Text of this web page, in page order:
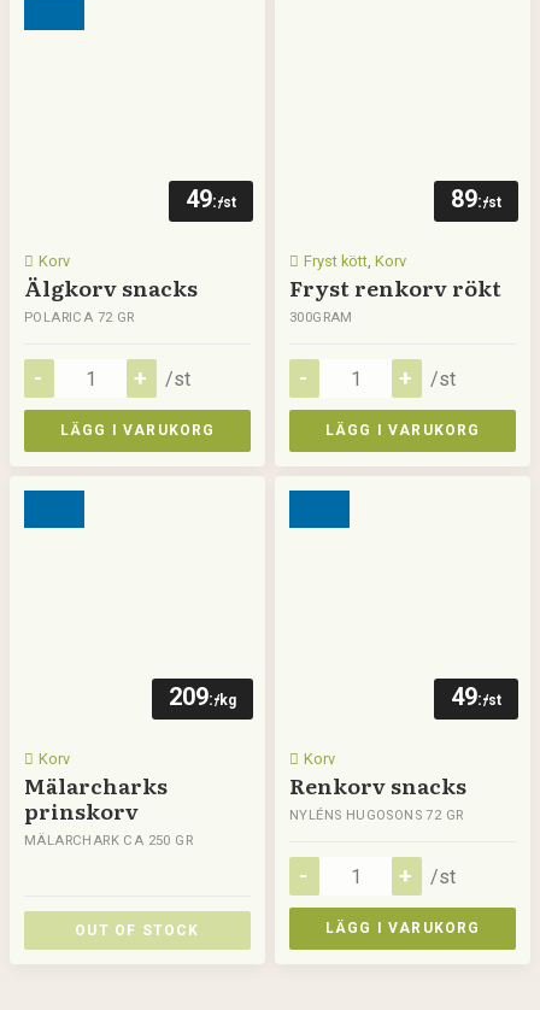
49:-/st
Korv
Älgkorv snacks
POLARICA 72 GR
/st
LÄGG I VARUKORG
89:-/st
Fryst kött, Korv
Fryst renkorv rökt
300GRAM
/st
LÄGG I VARUKORG
209:-/kg
Korv
Mälarcharks
prinskorv
MÄLARCHARK CA 250 GR
OUT OF STOCK
49:-/st
Korv
Renkorv snacks
NYLÉNS HUGOSONS 72 GR
/st
LÄGG I VARUKORG